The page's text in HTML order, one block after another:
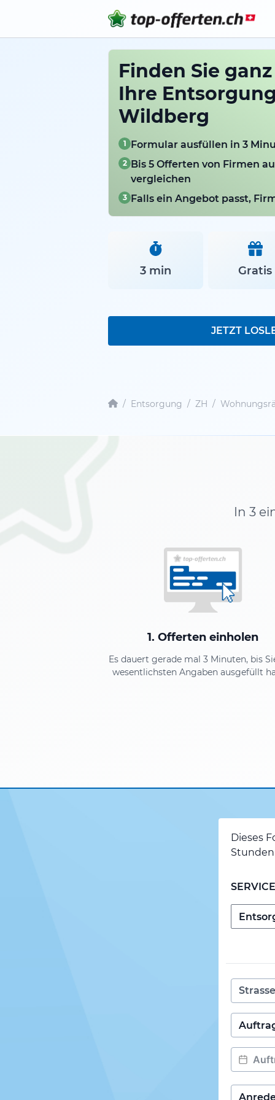
Finden Sie
Ihre
Wildberg
1 Formular ausfüllen in 3
2 Bis 5 Offerten von Firmen
vergleichen
3 Falls ein Angebot passt,
3 min Gratis
JETZT
/ Entsorgung / ZH /
In 3
1. Offerten einholen
Es dauert gerade mal 3 Minuten, bis
wesentlichsten Angaben ausgefüllt
Dieses